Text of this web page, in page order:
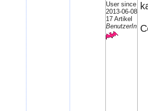
User since
2013-06-08
17 Artikel
BenutzerIn